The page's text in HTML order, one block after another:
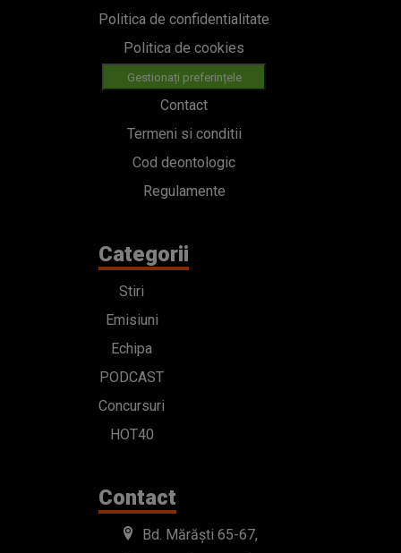
Politica de confidentialitate
Politica de cookies
Gestionați preferințele
Contact
Termeni si conditii
Cod deontologic
Regulamente
Categorii
Stiri
Emisiuni
Echipa
PODCAST
Concursuri
HOT40
Contact
Bd. Mărăști 65-67,